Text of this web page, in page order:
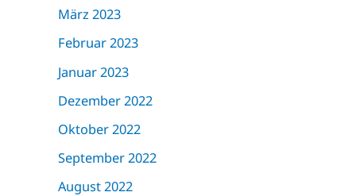
März 2023
Februar 2023
Januar 2023
Dezember 2022
Oktober 2022
September 2022
August 2022